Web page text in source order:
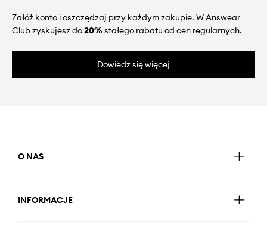
Załóż konto i oszczędzaj przy każdym zakupie. W Answear
Club zyskujesz do20%stałego rabatu od cen regularnych.
Dowiedz się więcej
O NAS
INFORMACJE